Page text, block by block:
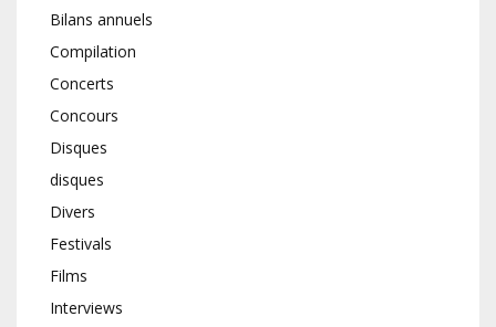
Bilans annuels
Compilation
Concerts
Concours
Disques
disques
Divers
Festivals
Films
Interviews